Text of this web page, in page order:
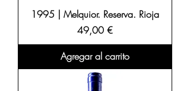
1995 | Melquior. Reserva. Rioja
Precio
49,00 €
Agregar al carrito